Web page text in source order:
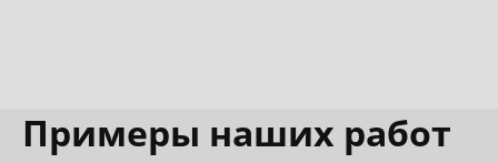
Примеры наших работ